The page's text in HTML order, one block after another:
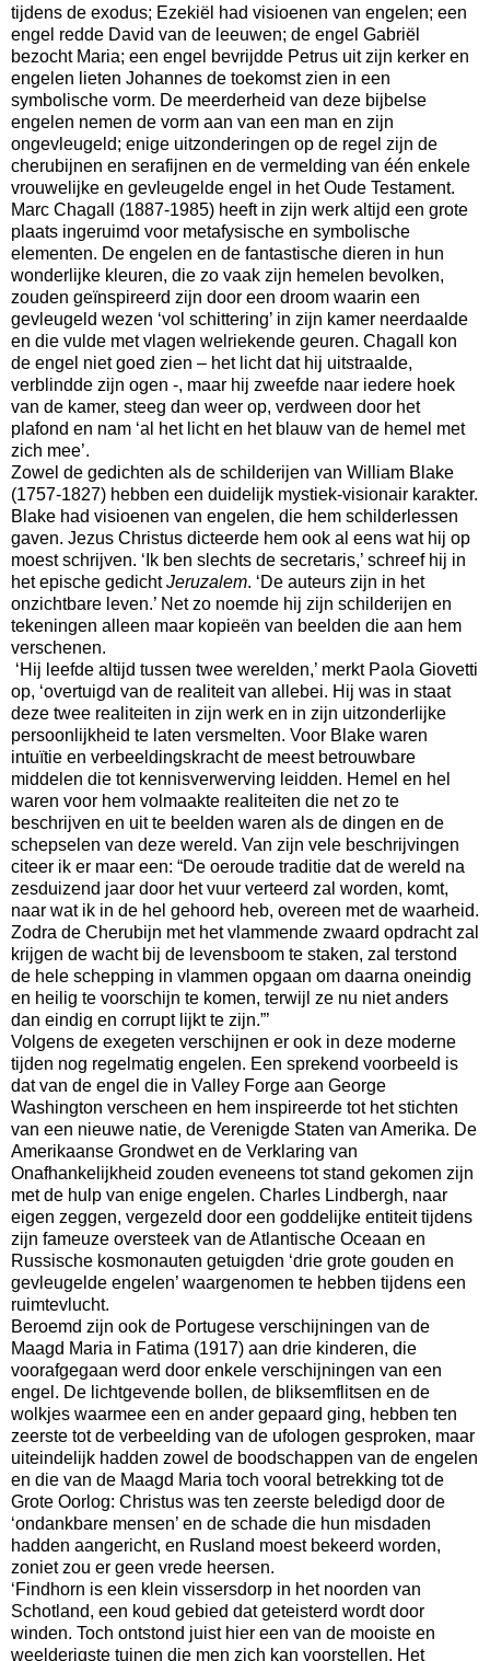
tijdens de exodus; Ezekiël had visioenen van engelen; een
engel redde David van de leeuwen; de engel Gabriël
bezocht Maria; een engel bevrijdde Petrus uit zijn kerker en
engelen lieten Johannes de toekomst zien in een
symbolische vorm. De meerderheid van deze bijbelse
engelen nemen de vorm aan van een man en zijn
ongevleugeld; enige uitzonderingen op de regel zijn de
cherubijnen en serafijnen en de vermelding van één enkele
vrouwelijke en gevleugelde engel in het Oude Testament.
Marc Chagall (1887-1985) heeft in zijn werk altijd een grote
plaats ingeruimd voor metafysische en symbolische
elementen. De engelen en de fantastische dieren in hun
wonderlijke kleuren, die zo vaak zijn hemelen bevolken,
zouden geïnspireerd zijn door een droom waarin een
gevleugeld wezen ‘vol schittering’ in zijn kamer neerdaalde
en die vulde met vlagen welriekende geuren. Chagall kon
de engel niet goed zien – het licht dat hij uitstraalde,
verblindde zijn ogen -, maar hij zweefde naar iedere hoek
van de kamer, steeg dan weer op, verdween door het
plafond en nam ‘al het licht en het blauw van de hemel met
zich mee’.
Zowel de gedichten als de schilderijen van William Blake
(1757-1827) hebben een duidelijk mystiek-visionair karakter.
Blake had visioenen van engelen, die hem schilderlessen
gaven. Jezus Christus dicteerde hem ook al eens wat hij op
moest schrijven. ‘Ik ben slechts de secretaris,’ schreef hij in
het epische gedichtJeruzalem. ‘De auteurs zijn in het
onzichtbare leven.’ Net zo noemde hij zijn schilderijen en
tekeningen alleen maar kopieën van beelden die aan hem
verschenen.
‘Hij leefde altijd tussen twee werelden,’ merkt Paola Giovetti
op, ‘overtuigd van de realiteit van allebei. Hij was in staat
deze twee realiteiten in zijn werk en in zijn uitzonderlijke
persoonlijkheid te laten versmelten. Voor Blake waren
intuïtie en verbeeldingskracht de meest betrouwbare
middelen die tot kennisverwerving leidden. Hemel en hel
waren voor hem volmaakte realiteiten die net zo te
beschrijven en uit te beelden waren als de dingen en de
schepselen van deze wereld. Van zijn vele beschrijvingen
citeer ik er maar een: “De oeroude traditie dat de wereld na
zesduizend jaar door het vuur verteerd zal worden, komt,
naar wat ik in de hel gehoord heb, overeen met de waarheid.
Zodra de Cherubijn met het vlammende zwaard opdracht zal
krijgen de wacht bij de levensboom te staken, zal terstond
de hele schepping in vlammen opgaan om daarna oneindig
en heilig te voorschijn te komen, terwijl ze nu niet anders
dan eindig en corrupt lijkt te zijn.”’
Volgens de exegeten verschijnen er ook in deze moderne
tijden nog regelmatig engelen. Een sprekend voorbeeld is
dat van de engel die in Valley Forge aan George
Washington verscheen en hem inspireerde tot het stichten
van een nieuwe natie, de Verenigde Staten van Amerika. De
Amerikaanse Grondwet en de Verklaring van
Onafhankelijkheid zouden eveneens tot stand gekomen zijn
met de hulp van enige engelen. Charles Lindbergh, naar
eigen zeggen, vergezeld door een goddelijke entiteit tijdens
zijn fameuze oversteek van de Atlantische Oceaan en
Russische kosmonauten getuigden ‘drie grote gouden en
gevleugelde engelen’ waargenomen te hebben tijdens een
ruimtevlucht.
Beroemd zijn ook de Portugese verschijningen van de
Maagd Maria in Fatima (1917) aan drie kinderen, die
voorafgegaan werd door enkele verschijningen van een
engel. De lichtgevende bollen, de bliksemflitsen en de
wolkjes waarmee een en ander gepaard ging, hebben ten
zeerste tot de verbeelding van de ufologen gesproken, maar
uiteindelijk hadden zowel de boodschappen van de engelen
en die van de Maagd Maria toch vooral betrekking tot de
Grote Oorlog: Christus was ten zeerste beledigd door de
‘ondankbare mensen’ en de schade die hun misdaden
hadden aangericht, en Rusland moest bekeerd worden,
zoniet zou er geen vrede heersen.
‘Findhorn is een klein vissersdorp in het noorden van
Schotland, een koud gebied dat geteisterd wordt door
winden. Toch ontstond juist hier een van de mooiste en
weelderigste tuinen die men zich kan voorstellen. Het